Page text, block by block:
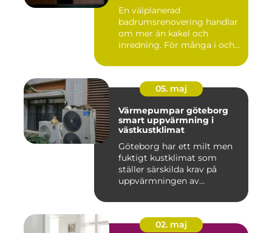
En välplanerad
badrumsrenovering handlar
om mer än kakel och
inredning. För många i och
05. maj
Värmepumpar göteborg
smart uppvärmning i
västkustklimat
Göteborg har ett milt men
fuktigt kustklimat som
ställer särskilda krav på
uppvärmningen av
02. maj